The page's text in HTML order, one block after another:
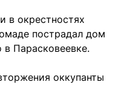
в окрестностях
пострадал дом
Парасковеевке.
оккупанты